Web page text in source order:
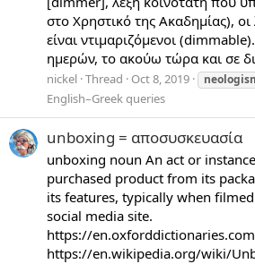
στο Χρηστικό της Ακαδημίας), οι
είναι ντιμαριζόμενοι
ημερών, το ακούω τώρα και σε
nickel Thread Oct 8, 2019
English–Greek queries
unboxing = αποσυσκευασία
unboxing noun An act or
purchased product from its
its features, typically when
social media site.
https://
https://en.wikipedia.org/wiki/